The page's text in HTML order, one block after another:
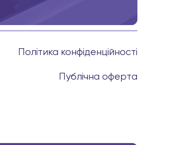
Політика конфіденційності
Публічна оферта